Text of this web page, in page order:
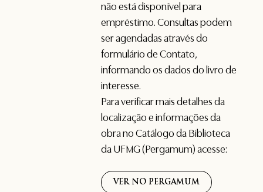
não está disponível para
empréstimo. Consultas podem
ser agendadas através do
formulário deContato,
informando os dados do livro de
interesse.
Para verificar mais detalhes da
localização e informações da
obra no Catálogo da Biblioteca
da UFMG (Pergamum) acesse:
VER NO PERGAMUM